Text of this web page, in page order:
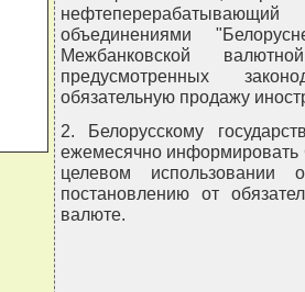
объединениями
Межбанковской
предусмотренных
обязательную продажу
2. Белорусскому
ежемесячно информировать
целевом использовании
постановлению от
валюте.